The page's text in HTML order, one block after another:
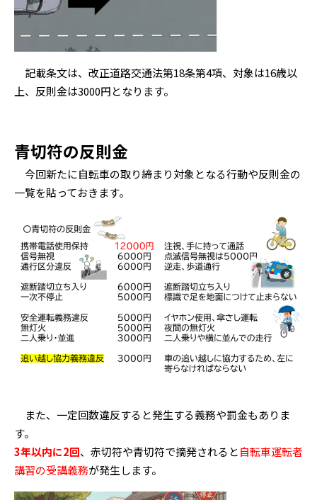
記載条文は、改正道路交通法第18条第4項、対象は16歳以
上、反則金は3000円となります。
青切符の反則金
今回新たに自転車の取り締まり対象となる行動や反則金の
一覧を貼っておきます。
また、一定回数違反すると発生する義務や罰金もありま
す。
3年以内に2回、赤切符や青切符で摘発されると自転車運転者
講習の受講義務が発生します。